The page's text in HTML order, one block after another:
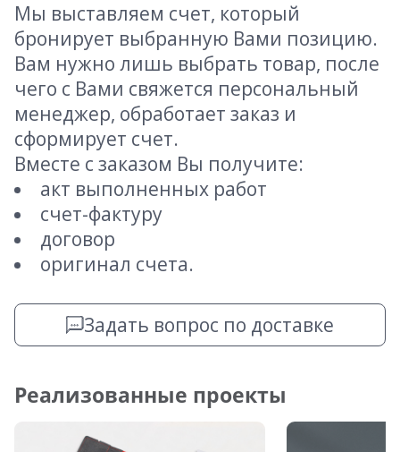
Мы выставляем счет, который
бронирует выбранную Вами позицию.
Вам нужно лишь выбрать товар, после
чего с Вами свяжется персональный
менеджер, обработает заказ и
сформирует счет.
Вместе с заказом Вы получите:
акт выполненных работ
счет-фактуру
договор
оригинал счета.
Задать вопрос по доставке
Реализованные проекты